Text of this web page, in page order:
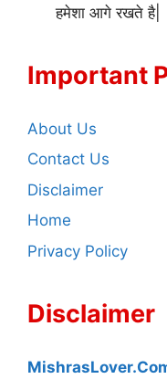
हमेशा आगे रखते है|
Important
About Us
Contact Us
Disclaimer
Home
Privacy Policy
Disclaimer